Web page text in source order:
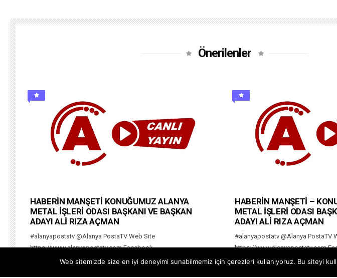
Önerilenler
HABERİN MANŞETİ KONUĞUMUZ ALANYA
METAL İŞLERİ ODASI BAŞKANI VE BAŞKAN
ADAYI ALİ RIZA AÇMAN
#alanyapostatv @Alanya PostaTV Web Site
https://www.alanyapostatv.com Facebook
https://www.facebook.com/alanyapostasitv Twitter
HABERİN MANŞETİ –
METAL İŞLERİ ODASI
ADAYI ALİ RIZA AÇMAN
#alanyapostatv @Alanya PostaTV
https://www.alanyapostatv.com
https://www.facebook.com/
Web sitemizde size en iyi deneyimi sunabilmemiz için çerezleri kullanıyoruz. Bu siteyi